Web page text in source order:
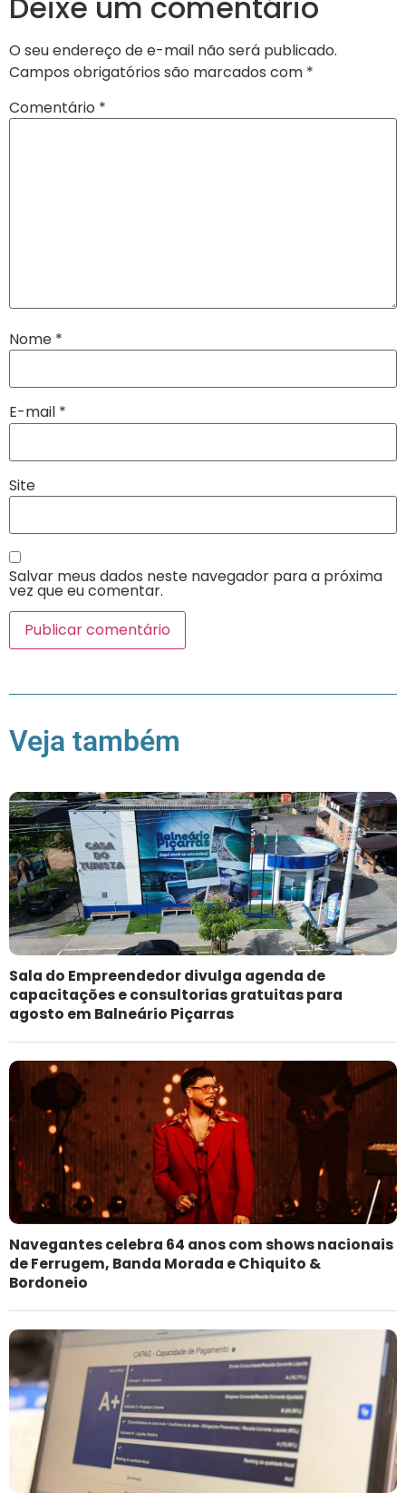
O seu endereço de e-mail não será publicado.
Campos obrigatórios são marcados com *
Comentário *
Nome *
E-mail *
Site
Salvar meus dados neste navegador para a próxima
vez que eu comentar.
Veja também
Sala do Empreendedor divulga agenda de
capacitações e consultorias gratuitas para
agosto em Balneário Piçarras
Navegantes celebra 64 anos com shows nacionais
de Ferrugem, Banda Morada e Chiquito &
Bordoneio